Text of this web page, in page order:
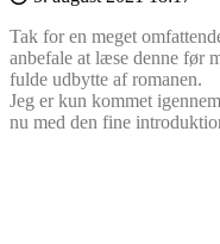
Tak for en meget
anbefale at læse denne før
fulde udbytte af romanen.
Jeg er kun kommet
nu med den fine